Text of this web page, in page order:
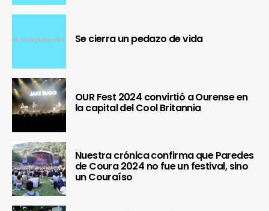
Se cierra un pedazo de vida
OUR Fest 2024 convirtió a Ourense en
la capital del Cool Britannia
Nuestra crónica confirma que Paredes
de Coura 2024 no fue un festival, sino
un Couraíso